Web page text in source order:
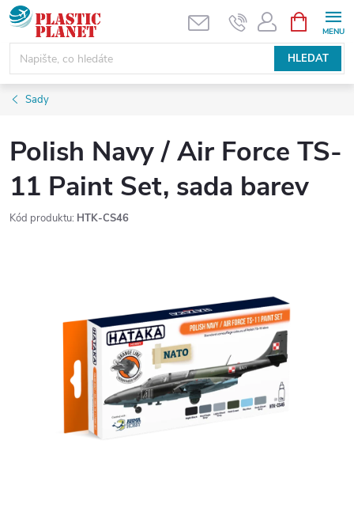
Přejít
na
obsah
HLEDAT
NÁKUPNÍ
KOŠÍK
Sady
Polish Navy / Air Force TS-
11 Paint Set, sada barev
Kód produktu: HTK-CS46